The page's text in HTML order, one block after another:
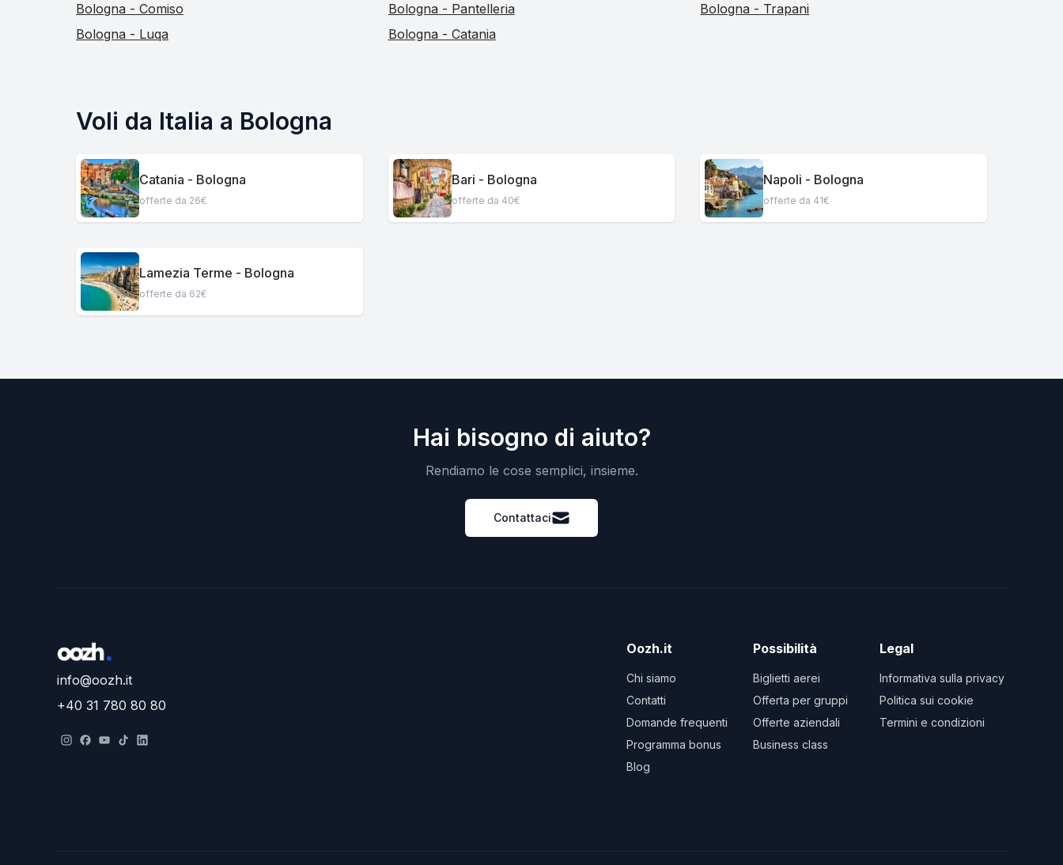
Bologna - Comiso Bologna - Pantelleria
Bologna - Trapani
Bologna - Luqa
Bologna - Catania
Voli da Italia a Bologna
Catania - Bologna
offerte da 26€
Bari - Bologna
offerte da 40€
Napoli - Bologna
offerte da 41€
Lamezia Terme - Bologna
offerte da 62€
Hai bisogno di aiuto?
Rendiamo le cose semplici, insieme.
Contattaci
info@oozh.it
+40 31 780 80 80
Oozh.it
Chi siamo
Contatti
Domande frequenti
Programma bonus
Blog
Possibilità
Biglietti aerei
Offerta per gruppi
Offerte aziendali
Business class
Legal
Informativa sulla privacy
Politica sui cookie
Termini e condizioni